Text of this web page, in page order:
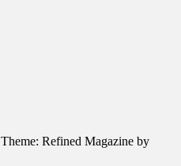
Theme: Refined Magazine by